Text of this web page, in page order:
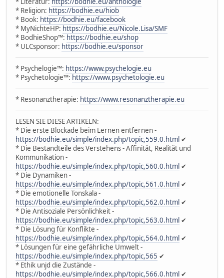
* Religion: https://bodhie.eu/hiob
* Book: https://bodhie.eu/facebook
* MyNichteHP: https://bodhie.eu/Nicole.Lisa/SMF
* BodhieShop™: https://bodhie.eu/shop
* ULCsponsor: https://bodhie.eu/sponsor
* Psychelogie™: https://www.psychelogie.eu
* Psychetologie™: https://www.psychetologie.eu
* Resonanztherapie: https://www.resonanztherapie.eu
LESEN SIE DIESE ARTIKELN:
* Die erste Blockade beim Lernen entfernen -
https://bodhie.eu/simple/index.php/topic,559.0.html ✔
* Die Bestandteile des Verstehens - Affinität, Realität und
Kommunikation -
https://bodhie.eu/simple/index.php/topic,560.0.html ✔
* Die Dynamiken -
https://bodhie.eu/simple/index.php/topic,561.0.html ✔
* Die emotionelle Tonskala -
https://bodhie.eu/simple/index.php/topic,562.0.html ✔
* Die Antisoziale Persönlichkeit -
https://bodhie.eu/simple/index.php/topic,563.0.html ✔
* Die Lösung für Konflikte -
https://bodhie.eu/simple/index.php/topic,564.0.html ✔
* Lösungen für eine gefährliche Umwelt -
https://bodhie.eu/simple/index.php/topic,565 ✔
* Ethik unjd die Zustände -
https://bodhie.eu/simple/index.php/topic,566.0.html ✔